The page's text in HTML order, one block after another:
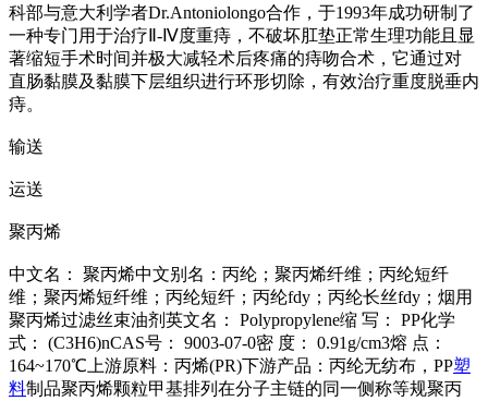
科部与意大利学者Dr.Antoniolongo合作，于1993年成功研制了
一种专门用于治疗Ⅱ-Ⅳ度重痔，不破坏肛垫正常生理功能且显
著缩短手术时间并极大减轻术后疼痛的痔吻合术，它通过对
直肠黏膜及黏膜下层组织进行环形切除，有效治疗重度脱垂内
痔。
输送
运送
聚丙烯
中文名： 聚丙烯中文别名：丙纶；聚丙烯纤维；丙纶短纤
维；聚丙烯短纤维；丙纶短纤；丙纶fdy；丙纶长丝fdy；烟用
聚丙烯过滤丝束油剂英文名： Polypropylene缩 写： PP化学
式： (C3H6)nCAS号： 9003-07-0密 度： 0.91g/cm3熔 点：
164~170℃上游原料：丙烯(PR)下游产品：丙纶无纺布，PP塑
料制品聚丙烯颗粒甲基排列在分子主链的同一侧称等规聚丙